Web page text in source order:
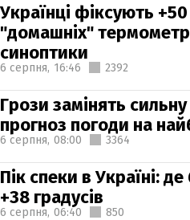
Українці фіксують +50
"домашніх"
синоптики
6 серпня, 16:46 2392
Грози замінять
прогноз погоди на
6 серпня, 08:00 3364
Пік спеки в Україні:
+38 градусів
6 серпня, 06:40 850